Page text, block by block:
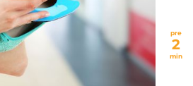
pre
2
min